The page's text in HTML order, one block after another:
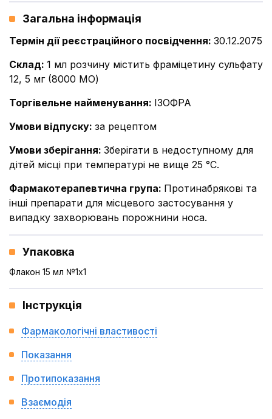
Загальна інформація
Термін дії реєстраційного посвідчення: 30.12.2075
Склад: 1 мл розчину містить фраміцетину сульфату
12, 5 мг (8000 МО)
Торгівельне найменування: ІЗОФРА
Умови відпуску: за рецептом
Умови зберігання: Зберігати в недоступному для
дітей місці при температурі не вище 25 °С.
Фармакотерапевтична група: Протинабрякові та
інші препарати для місцевого застосування у
випадку захворювань порожнини носа.
Упаковка
Флакон 15 мл №1x1
Інструкція
Фармакологічні властивості
Показання
Протипоказання
Взаємодія